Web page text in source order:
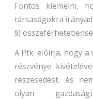
Fontos kiemelni,
társaságokra
§)
A Ptk. előírja, hogy a
részvénye
részesedést, és
olyan